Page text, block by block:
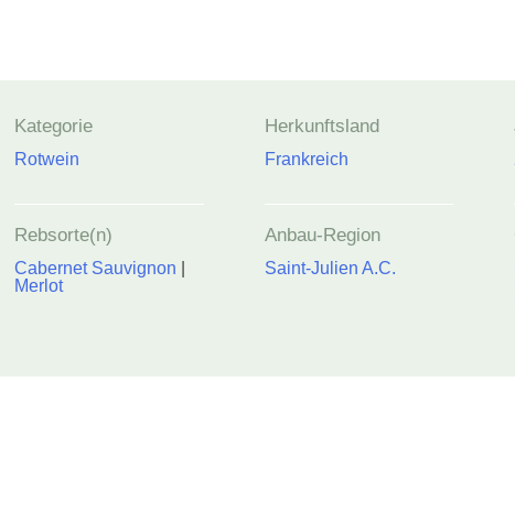
Kategorie
Rotwein
Rebsorte(n)
Cabernet Sauvignon
Merlot
Herkunftsland
Frankreich
Anbau-Region
Saint-Julien A.C.